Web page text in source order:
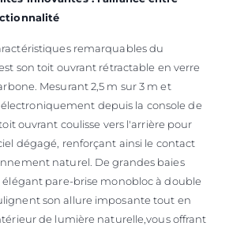
remarquables du
son toit ouvrant rétractable en verre
Mesurant 2,5 m sur 3 m et
depuis la console de
ouvrant coulisse vers l'arrière pour
dégagé, renforçant ainsi le contact
naturel. De grandes baies
élégant pare-brise monobloc à double
son allure imposante tout en
de lumière naturelle,vous offrant